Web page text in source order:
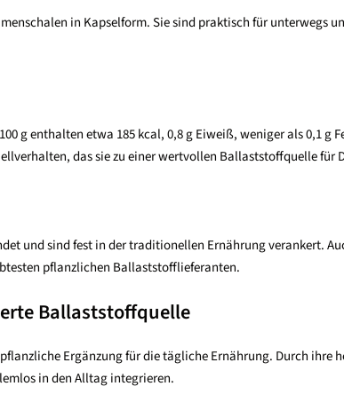
in Kapselform. Sie sind praktisch für unterwegs
g enthalten etwa 185 kcal, 0,8 g Eiweiß, weniger als 0,1 g
das sie zu einer wertvollen Ballaststoffquelle für
und sind fest in der traditionellen Ernährung verankert.
pflanzlichen Ballaststofflieferanten.
Ballaststoffquelle
Ergänzung für die tägliche Ernährung. Durch
in den Alltag integrieren.